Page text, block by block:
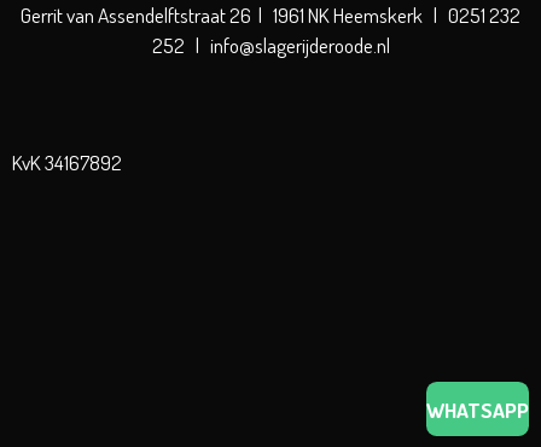
Gerrit van Assendelftstraat 26 | 1961 NK Heemskerk | 0251 232
252 | info@slagerijderoode.nl
KvK 34167892
WHATSAPP